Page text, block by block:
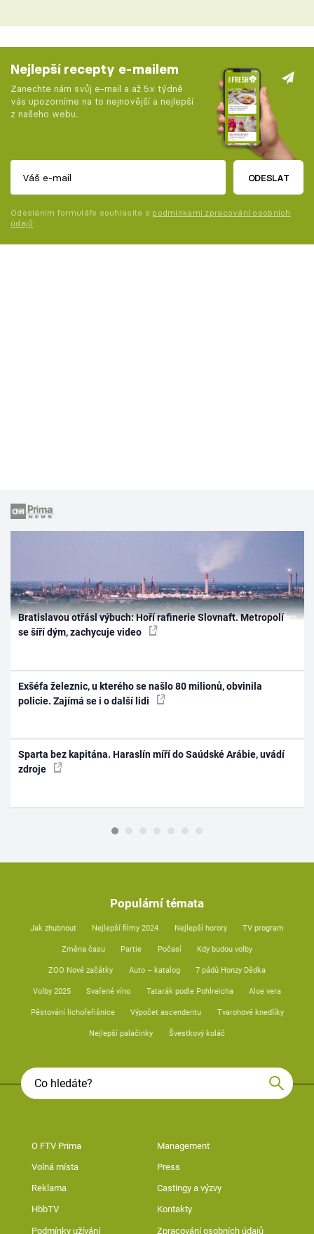
Nejlepší recepty e-mailem
Zanechte nám svůj e-mail a až 5x týdně
vás upozorníme na to nejnovější a nejlepší
z našeho webu.
ODESLAT
Odesláním formuláře souhlasíte s podmínkami zpracování osobních
údajů
Bratislavou otřásl výbuch: Hoří rafinerie Slovnaft. Metropolí
se šíří dým, zachycuje video
Exšéfa železnic, u kterého se našlo 80 milionů, obvinila
policie. Zajímá se i o další lidi
Sparta bez kapitána. Haraslín míří do Saúdské Arábie, uvádí
zdroje
Populární témata
Jak zhubnout Nejlepší filmy 2024 Nejlepší horory TV program
Změna času Partie Počasí Kdy budou volby
ZOO Nové začátky Auto – katalog 7 pádů Honzy Dědka
Volby 2025 Svařené víno Tatarák podle Pohlreicha Aloe vera
Pěstování lichořeřišnice Výpočet ascendentu Tvarohové knedlíky
Nejlepší palačinky Švestkový koláč
O FTV Prima Management
Volná místa Press
Reklama Castingy a výzvy
HbbTV Kontakty
Podmínky užívání Zpracování osobních údajů